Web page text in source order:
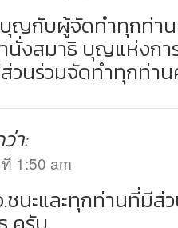
ญกับผู้จัดทำทุกท่านน
านั่งสมาธิ บุญแห่งก
วนร่วมจัดทำทุกท่าน
า:
1:50 am
นะและทุกท่านที่มีส่